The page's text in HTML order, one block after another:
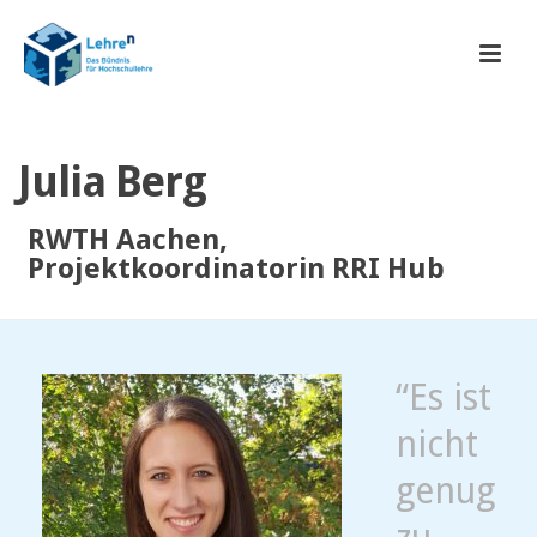
Julia Berg
RWTH Aachen,
Projektkoordinatorin RRI Hub
“Es ist
nicht
genug